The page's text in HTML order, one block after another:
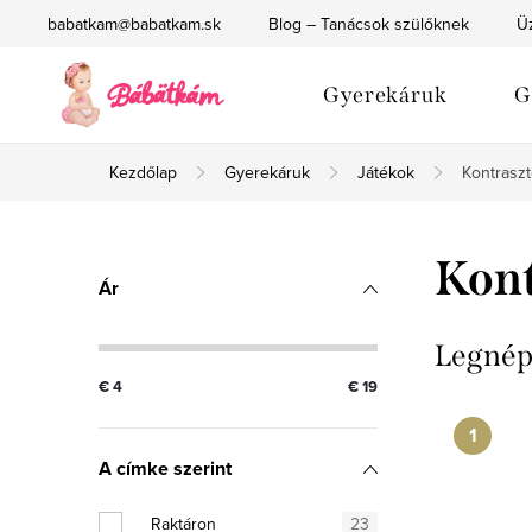
tartalomhoz
babatkam@babatkam.sk Blog – Tanácsok szülőknek
Gyerekáruk
Kezdőlap Gyerekáruk Játékok
O
d
l
s
Ár
€4 €19
A címke szerint
Raktáron
23